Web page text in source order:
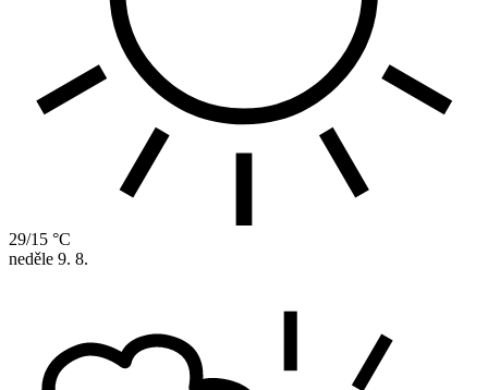
29/15 °C
neděle 9. 8.